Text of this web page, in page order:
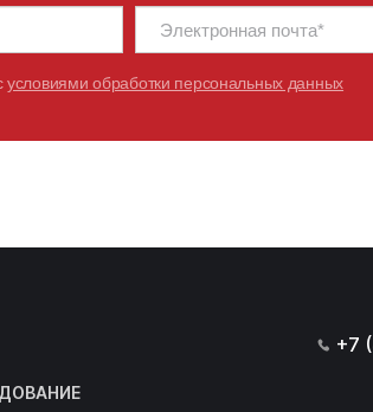
условиями обработки персональных данных
+7